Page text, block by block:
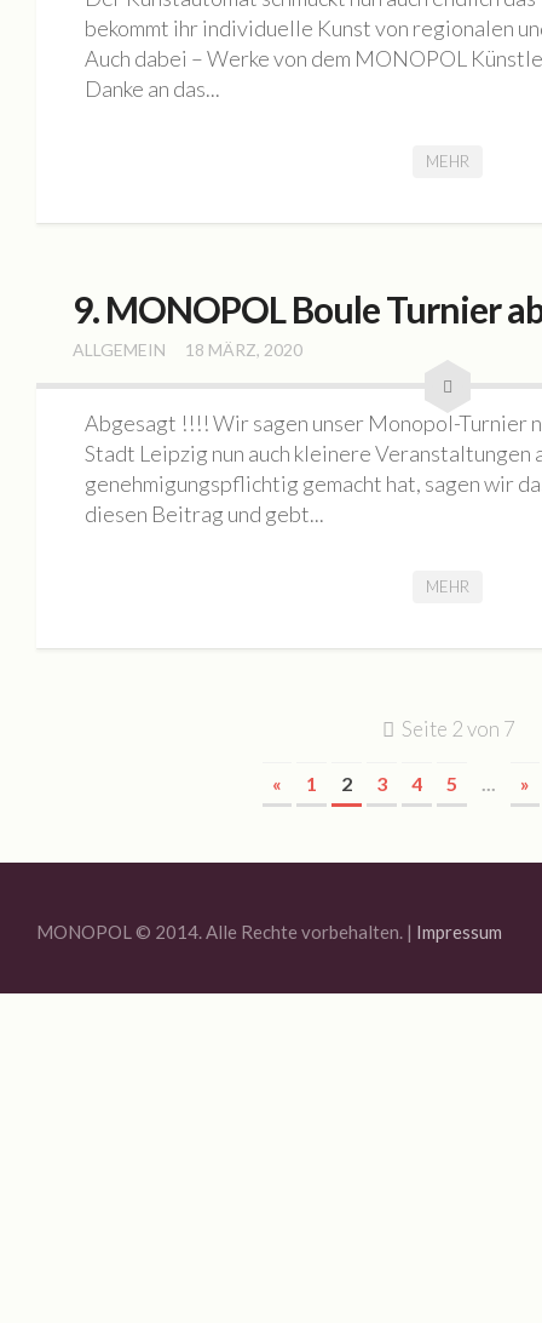
bekommt ihr individuelle Kunst von regionalen
Auch dabei – Werke von dem MONOPOL
Danke an das...
MEHR
9. MONOPOL Boule Turnier
ALLGEMEIN 18 MÄRZ, 2020
Abgesagt !!!! Wir sagen unser Monopol-Turnier
Stadt Leipzig nun auch kleinere Veranstaltungen
genehmigungspflichtig gemacht hat, sagen wir
diesen Beitrag und gebt...
MEHR
Seite 2 von 7
« 1 2 3 4 5 ... »
MONOPOL © 2014. Alle Rechte vorbehalten. | Impressum